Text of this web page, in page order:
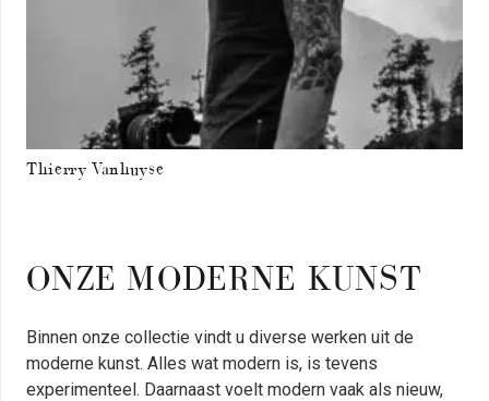
Thierry Vanhuyse
ONZE MODERNE KUNST
Binnen onze collectie vindt u diverse werken uit de
moderne kunst. Alles wat modern is, is tevens
experimenteel. Daarnaast voelt modern vaak als nieuw,